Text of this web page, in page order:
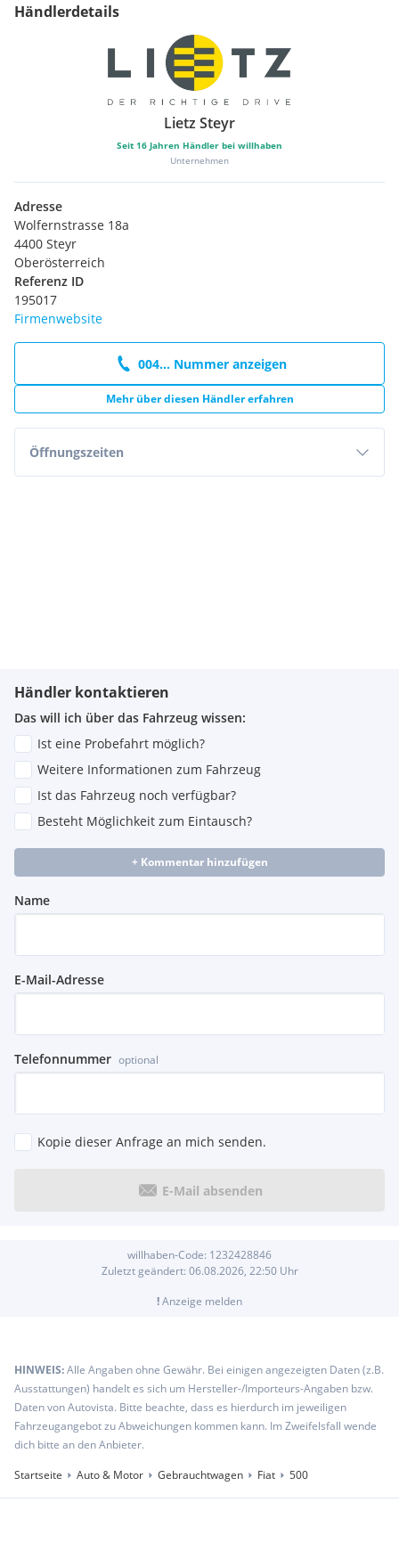
Händlerdetails
Lietz Steyr
Seit 16 Jahren Händler bei willhaben
Unternehmen
Adresse
Wolfernstrasse 18a
4400 Steyr
Oberösterreich
Referenz ID
195017
Firmenwebsite
004... Nummer anzeigen
Mehr über diesen Händler erfahren
Öffnungszeiten
Händler kontaktieren
Das will ich über das Fahrzeug wissen:
Ist eine Probefahrt möglich?
Weitere Informationen zum Fahrzeug
Ist das Fahrzeug noch verfügbar?
Besteht Möglichkeit zum Eintausch?
+ Kommentar hinzufügen
Name
E-Mail-Adresse
Telefonnummer optional
Kopie dieser Anfrage an mich senden.
E-Mail absenden
willhaben-Code: 1232428846
Zuletzt geändert: 06.08.2026, 22:50Uhr
!Anzeige melden
HINWEIS:Alle Angaben ohne Gewähr. Bei einigen angezeigten Daten (z.B.
Ausstattungen) handelt es sich um Hersteller-/Importeurs-Angaben bzw.
Daten von Autovista. Bitte beachte, dass es hierdurch im jeweiligen
Fahrzeugangebot zu Abweichungen kommen kann. Im Zweifelsfall wende
dich bitte an den Anbieter.
Startseite
Auto & Motor Gebrauchtwagen Fiat 500